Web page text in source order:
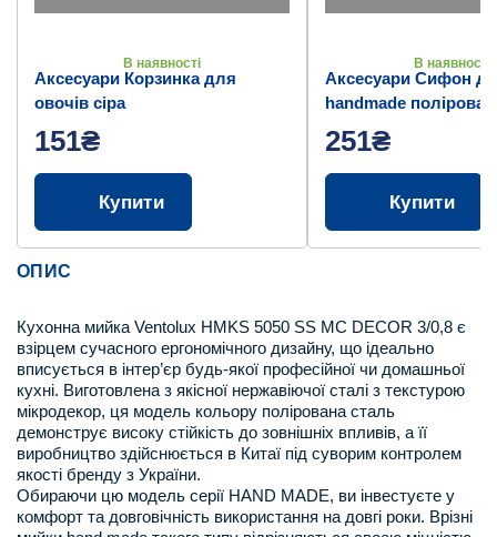
В наявності
Аксесуари Корзинка для
овочів сіра
151₴
Купити
В наявності
Аксесуари Сифон
handmade
251₴
Купити
ОПИС
Кухонна мийка Ventolux HMKS 5050 SS MC DECOR 3/0,8 є
взірцем сучасного ергономічного дизайну, що ідеально
вписується в інтер’єр будь-якої професійної чи домашньої
кухні. Виготовлена з якісної нержавіючої сталі з текстурою
мікродекор, ця модель кольору полірована сталь
демонструє високу стійкість до зовнішніх впливів, а її
виробництво здійснюється в Китаї під суворим контролем
якості бренду з України.
Обираючи цю модель серії HAND MADE, ви інвестуєте у
комфорт та довговічність використання на довгі роки. Врізні